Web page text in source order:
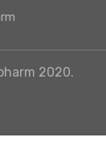
2020.